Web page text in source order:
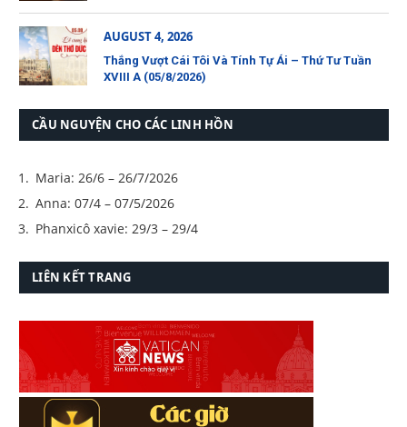
AUGUST 4, 2026
Thắng Vượt Cái Tôi Và Tính Tự Ái – Thứ Tư Tuần
XVIII A (05/8/2026)
CẦU NGUYỆN CHO CÁC LINH HỒN
Maria: 26/6 – 26/7/2026
Anna: 07/4 – 07/5/2026
Phanxicô xavie: 29/3 – 29/4
LIÊN KẾT TRANG